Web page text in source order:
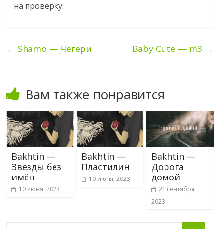
на проверку.
← Shamo — Чегери Baby Cute — m3 →
Вам также понравится
Bakhtin —
Звёзды без
имён
10 июня, 2023
Bakhtin —
Пластилин
10 июня, 2023
Bakhtin —
Дорога
домой
21 сентября,
2023